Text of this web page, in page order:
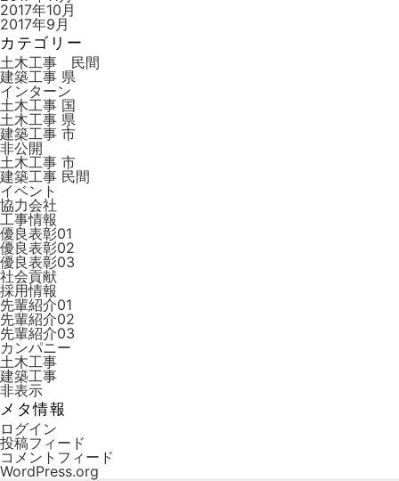
2017年10月
2017年9月
カテゴリー
土木工事 民間
建築工事 県
インターン
土木工事 国
土木工事 県
建築工事 市
非公開
土木工事 市
建築工事 ⺠間
イベント
協力会社
工事情報
優良表彰01
優良表彰02
優良表彰03
社会貢献
採用情報
先輩紹介01
先輩紹介02
先輩紹介03
カンパニー
土木工事
建築工事
非表示
メタ情報
ログイン
投稿フィード
コメントフィード
WordPress.org